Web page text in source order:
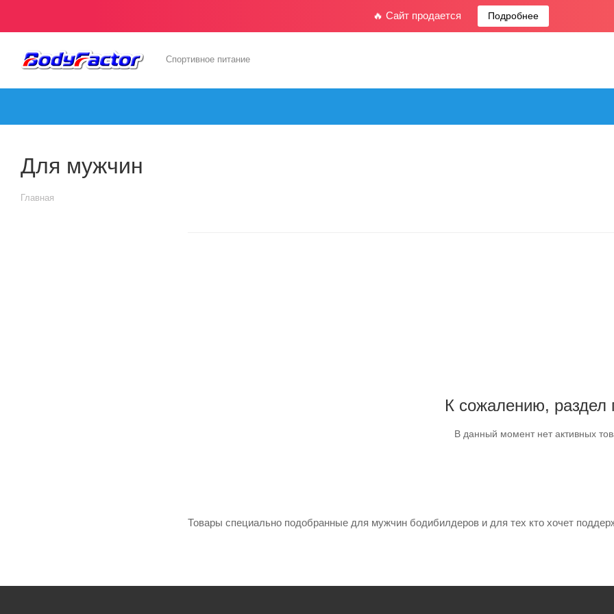
🔥 Сайт продается Подробнее
Спортивное питание
Для мужчин
Главная
К сожалению, раздел
В данный момент нет активных
Товары специально подобранные для мужчин бодибилдеров и для тех кто хочет